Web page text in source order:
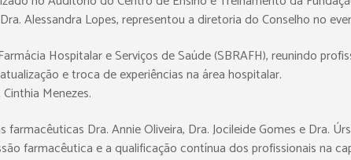
Alessandra Lopes, representou a diretoria do Conselho no
Hospitalar e Serviços de Saúde (SBRAFH), reunindo
e troca de experiências na área hospitalar.
Menezes.
Dra. Annie Oliveira, Dra. Jocileide Gomes e Dra.
farmacêutica e a qualificação contínua dos profissionais na